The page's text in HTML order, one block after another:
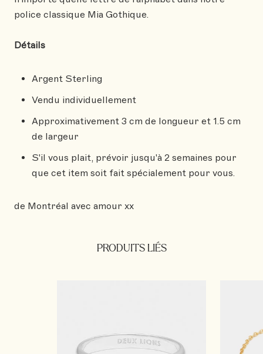
police classique Mia Gothique.
Détails
Argent Sterling
Vendu individuellement
Approximativement 3 cm de longueur et 1.5 cm
de largeur
S'il vous plait, prévoir jusqu'à 2 semaines pour
que cet item soit fait spécialement pour vous.
de Montréal avec amour xx
PRODUITS LIÉS